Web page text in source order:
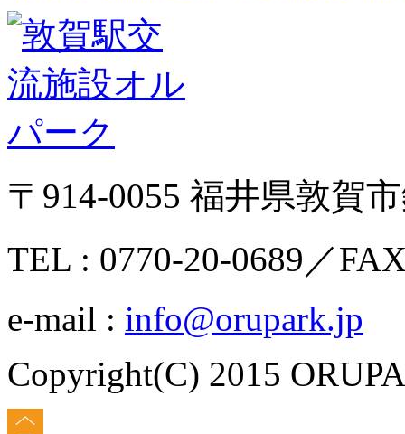
〒914-0055 福井県敦賀
TEL : 0770-20-0689／
e-mail : info@orupark.jp
Copyright(C) 2015